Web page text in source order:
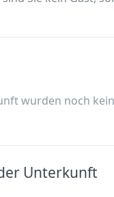
wurden noch
Unterkunft